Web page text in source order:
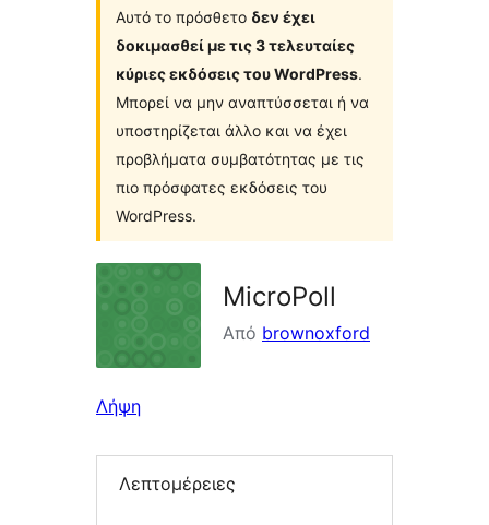
Αυτό το πρόσθετο δεν έχει
δοκιμασθεί με τις 3 τελευταίες
κύριες εκδόσεις του WordPress.
Μπορεί να μην αναπτύσσεται ή να
υποστηρίζεται άλλο και να έχει
προβλήματα συμβατότητας με τις
πιο πρόσφατες εκδόσεις του
WordPress.
MicroPoll
Από brownoxford
Λήψη
Λεπτομέρειες